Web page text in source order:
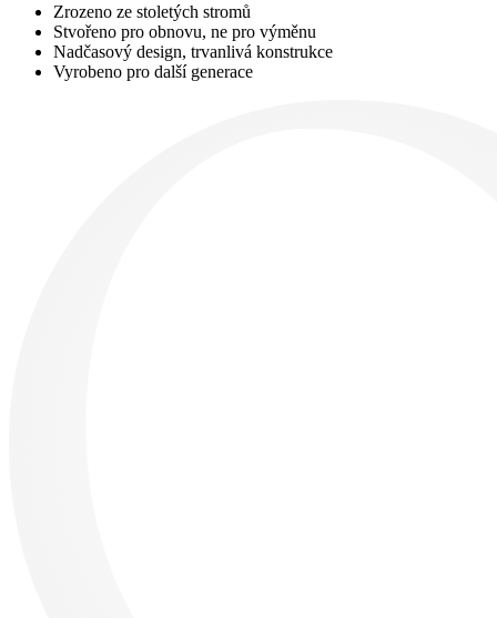
Zrozeno ze stoletých stromů
Stvořeno pro obnovu, ne pro výměnu
Nadčasový design, trvanlivá konstrukce
Vyrobeno pro další generace